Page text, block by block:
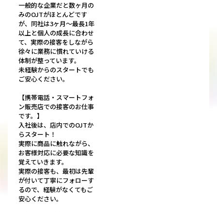
一般的な企業だと数ヶ月の
みのOJTがほとんどです
が、同社は3ヶ月〜最長1年
以上と個人の成長に合わせ
て、実際の接客をしながら
徐々に業務に慣れていける
体制が整っています。
未経験からのスタートでも
ご安心ください。
【携帯電話・スマートフォ
ン販売店での接客のお仕事
です。】
⼊社後は、店内でのOJTか
らスタート！
実際に商品に触れながら、
お客様対応に必要な知識を
覚えていきます。
実際の接客も、最初は先輩
が付いて丁寧にフォローす
るので、経験がなくてもご
安⼼ください。